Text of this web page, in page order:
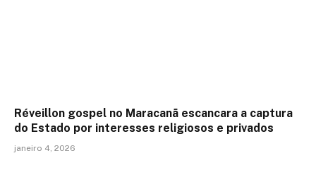
Réveillon gospel no Maracanã escancara a captura
do Estado por interesses religiosos e privados
janeiro 4, 2026